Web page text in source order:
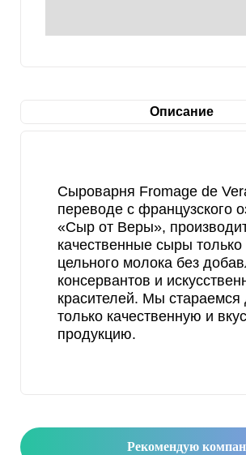
Описание
Сыроварня Fromage de
переводе с французского
«Сыр от Веры»,
качественные сыры только
цельного молока без
консервантов и
красителей. Мы стараемся
только качественную и
продукцию.
Рекомендую